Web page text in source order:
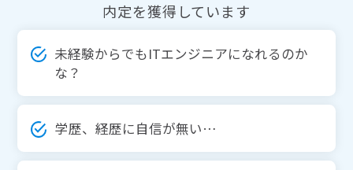
内定を獲得しています
未経験からでもITエンジニアになれるのか
な？
学歴、経歴に自信が無い…